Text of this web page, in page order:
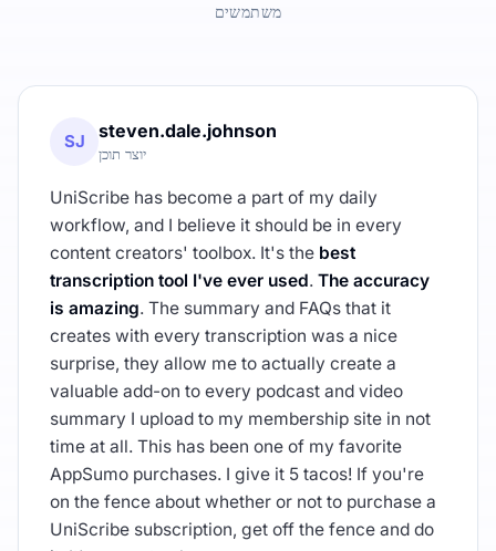
משתמשים
SJ steven.dale.johnson
יוצר תוכן
UniScribe has become a part of my daily
workflow, and I believe it should be in every
content creators' toolbox. It's the best
transcription tool I've ever used. The accuracy
is amazing. The summary and FAQs that it
creates with every transcription was a nice
surprise, they allow me to actually create a
valuable add-on to every podcast and video
summary I upload to my membership site in not
time at all. This has been one of my favorite
AppSumo purchases. I give it 5 tacos! If you're
on the fence about whether or not to purchase a
UniScribe subscription, get off the fence and do